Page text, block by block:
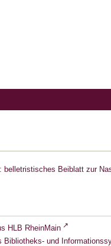
belletristisches Beiblatt zur
HLB RheinMain
Bibliotheks- und